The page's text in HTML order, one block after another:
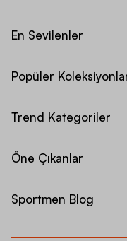
En Sevilenler
Popüler
Trend Kategoriler
Öne Çıkanlar
Sportmen Blog